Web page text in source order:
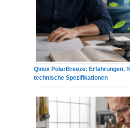
Qinux PolarBreeze: Erfahrungen,
technische Spezifikationen